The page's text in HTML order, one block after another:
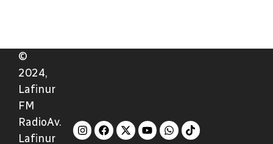
©
2024,
Lafinur
FM
RadioAv.
Lafinur